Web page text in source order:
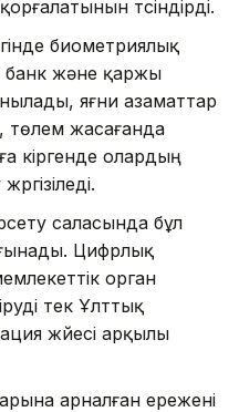
түсіндірді.
биометриялық
банк және қаржы
яғни азаматтар
жасағанда
кіргенде олардың
саласында бұл
Цифрлық
орган
тек Ұлттық
жүйесі арқылы
арналған ережені